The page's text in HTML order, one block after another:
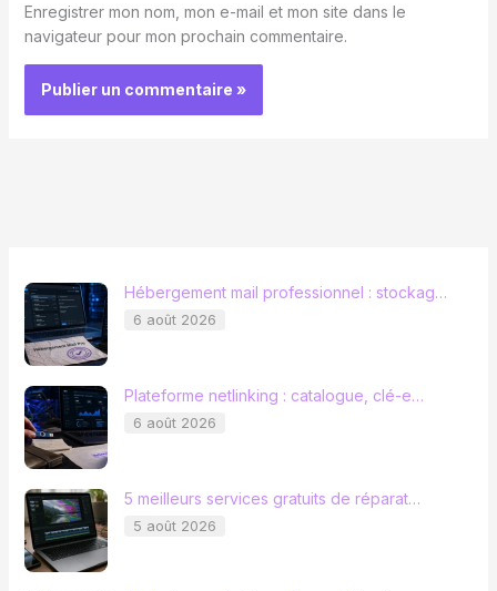
Enregistrer mon nom, mon e-mail et mon site dans le
navigateur pour mon prochain commentaire.
Hébergement mail professionnel : stockag…
6 août 2026
Plateforme netlinking : catalogue, clé-e…
6 août 2026
5 meilleurs services gratuits de réparat…
5 août 2026